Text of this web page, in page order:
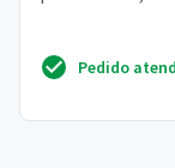
Pedido